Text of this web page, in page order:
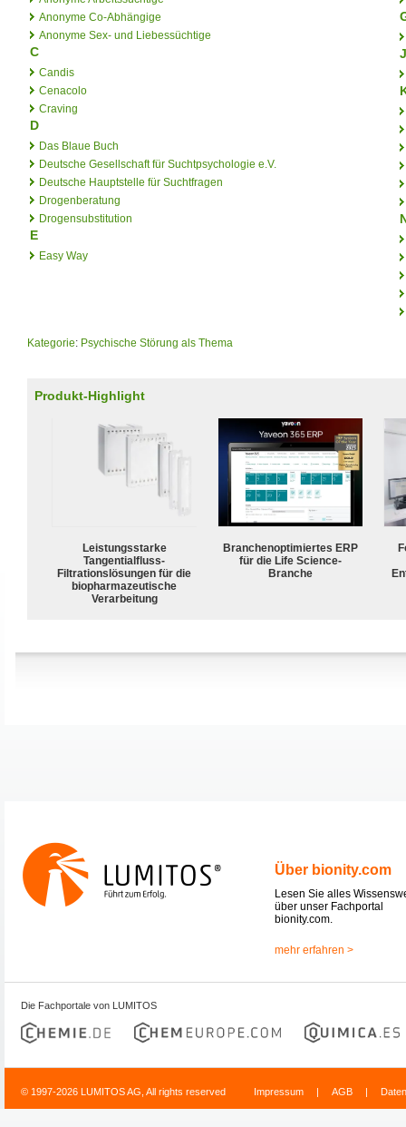
Anonyme Co-Abhängige
Anonyme Sex- und Liebessüchtige
C
Candis
Cenacolo
Craving
D
Das Blaue Buch
Deutsche Gesellschaft für Suchtpsychologie e.V.
Deutsche Hauptstelle für Suchtfragen
Drogenberatung
Drogensubstitution
E
Easy Way
J
Kategorie: Psychische Störung als Thema
Produkt-Highlight
Leistungsstarke
Tangentialfluss-
Filtrationslösungen für die
biopharmazeutische
Verarbeitung
Branchenoptimiertes ERP
für die Life Science-
Branche
Über bionity.com
Lesen Sie alles
über unser Fachportal
bionity.com.
mehr erfahren >
Die Fachportale von LUMITOS
© 1997-2026 LUMITOS AG, All rights reserved Impressum | AGB |